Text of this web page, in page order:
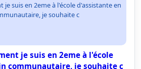
je suis en 2eme à l'école d'assistante en
je souhaite c
je suis en 2eme à l'école
communautaire, je souhaite c